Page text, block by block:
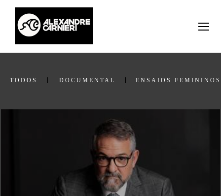
TODOS DOCUMENTAL ENSAIOS FEMININOS